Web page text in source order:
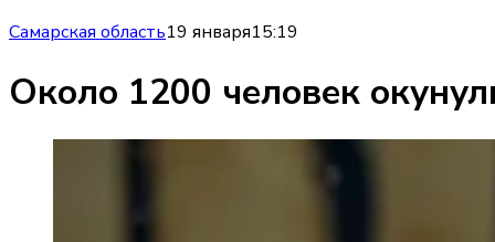
Самарская область19 января15:19
Около 1200 человек